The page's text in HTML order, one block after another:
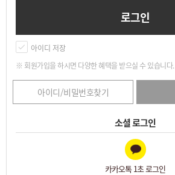
아이디 저장
※ 회원가입을 하시면 다양한 혜택을 받으실 수 있습니다.
아이디/비밀번호찾기
소셜 로그인
카카오톡 1초 로그인